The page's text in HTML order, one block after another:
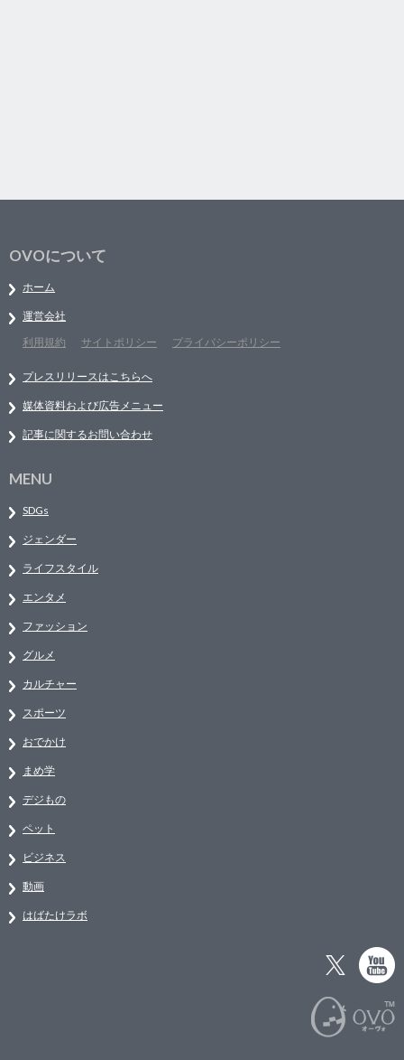
OVOについて
ホーム
運営会社
利用規約
サイトポリシー プライバシーポリシー
プレスリリースはこちらへ
媒体資料および広告メニュー
記事に関するお問い合わせ
MENU
SDGs
ジェンダー
ライフスタイル
エンタメ
ファッション
グルメ
カルチャー
スポーツ
おでかけ
まめ学
デジもの
ペット
ビジネス
動画
はばたけラボ